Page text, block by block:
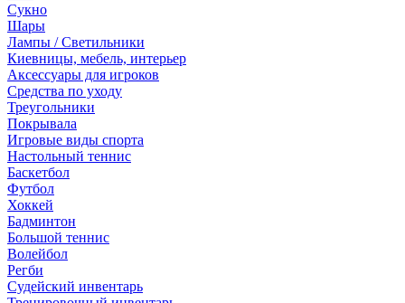
Сукно
Шары
Лампы / Светильники
Киевницы, мебель, интерьер
Аксессуары для игроков
Средства по уходу
Треугольники
Покрывала
Игровые виды спорта
Настольный теннис
Баскетбол
Футбол
Хоккей
Бадминтон
Большой теннис
Волейбол
Регби
Судейский инвентарь